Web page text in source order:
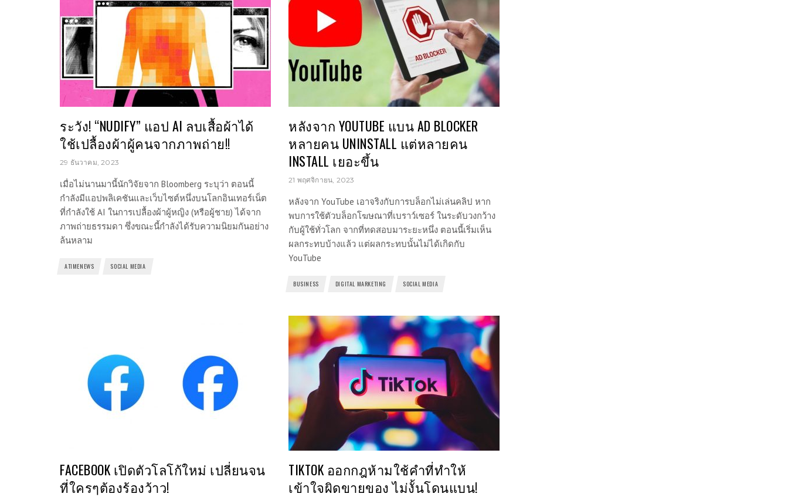
ระวัง! “NUDIFY” แอป AI ลบเสื้อผ้าได้
ใช้เปลื้องผ้าผู้คนจากภาพถ่าย!!
29 ธันวาคม, 2023
เมื่อไม่นานมานี้นักวิจัยจาก Bloomberg ระบุว่า ตอนนี้
กำลังมีแอปพลิเคชันและเว็บไซต์หนึ่งบนโลกอินเทอร์เน็ต
ที่กำลังใช้ AI ในการเปลื้องผ้าผู้หญิง (หรือผู้ชาย) ได้จาก
ภาพถ่ายธรรมดา ซึ่งขณะนี้กำลังได้รับความนิยมกันอย่าง
ล้นหลาม
ATIMENEWS SOCIAL MEDIA
หลังจาก YOUTUBE แบน AD BLOCKER
หลายคน UNINSTALL แต่หลายคน
INSTALL เยอะขึ้น
21 พฤศจิกายน, 2023
หลังจาก YouTube เอาจริงกับการบล็อกไม่เล่นคลิป หาก
พบการใช้ตัวบล็อกโฆษณาที่เบราว์เซอร์ ในระดับวงกว้าง
กับผู้ใช้ทั่วโลก จากที่ทดสอบมาระยะหนึ่ง ตอนนี้เริ่มเห็น
ผลกระทบบ้างแล้ว แต่ผลกระทบนั้นไม่ได้เกิดกับ
YouTube
BUSINESS DIGITAL MARKETING SOCIAL MEDIA
FACEBOOK เปิดตัวโลโก้ใหม่ เปลี่ยนจน
ที่ใครๆต้องร้องว้าว!
TIKTOK ออกกฎห้ามใช้คำที่ทำให้
เข้าใจผิดขายของ ไม่งั้นโดนแบน!